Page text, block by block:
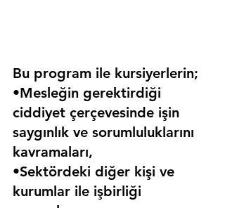
Bu program ile kursiyerlerin;
•Mesleğin gerektirdiği
ciddiyet çerçevesinde işin
saygınlık ve sorumluluklarını
kavramaları,
•Sektördeki diğer kişi ve
kurumlar ile işbirliği